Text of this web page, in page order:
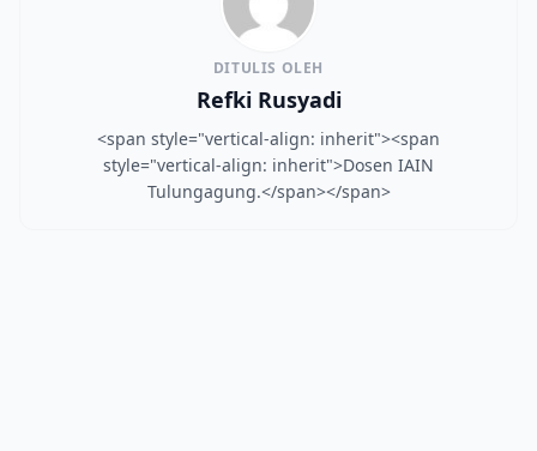
DITULIS OLEH
Refki Rusyadi
<span style="vertical-align: inherit"><span
style="vertical-align: inherit">Dosen IAIN
Tulungagung.</span></span>